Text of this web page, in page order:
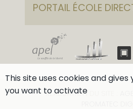
RÉALISATION DU SITE :
PORTAIL ÉCOLE
This site uses cookies and
you want to activate